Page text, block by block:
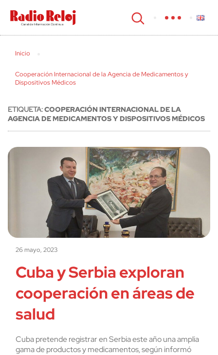
cerrar
Inicio
Cooperación Internacional de la Agencia de Medicamentos y
Dispositivos Médicos
ETIQUETA:COOPERACIÓN INTERNACIONAL DE LA
AGENCIA DE MEDICAMENTOS Y DISPOSITIVOS MÉDICOS
26 mayo, 2023
Cuba y Serbia exploran
cooperación en áreas de
salud
Cuba pretende registrar en Serbia este año una amplia
gama de productos y medicamentos, según informó